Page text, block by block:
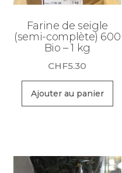
Farine de seigle
(semi-complète) 600
Bio – 1 kg
CHF5.30
Ajouter au panier